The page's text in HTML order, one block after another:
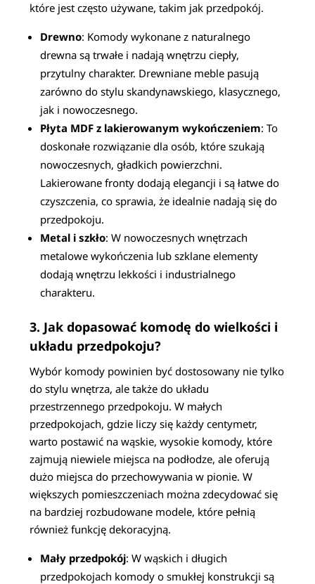
które jest często używane, takim jak przedpokój.
Drewno: Komody wykonane z naturalnego
drewna są trwałe i nadają wnętrzu ciepły,
przytulny charakter. Drewniane meble pasują
zarówno do stylu skandynawskiego, klasycznego,
jak i nowoczesnego.
Płyta MDF z lakierowanym wykończeniem: To
doskonałe rozwiązanie dla osób, które szukają
nowoczesnych, gładkich powierzchni.
Lakierowane fronty dodają elegancji i są łatwe do
czyszczenia, co sprawia, że idealnie nadają się do
przedpokoju.
Metal i szkło: W nowoczesnych wnętrzach
metalowe wykończenia lub szklane elementy
dodają wnętrzu lekkości i industrialnego
charakteru.
3. Jak dopasować komodę do wielkości i
układu przedpokoju?
Wybór komody powinien być dostosowany nie tylko
do stylu wnętrza, ale także do układu
przestrzennego przedpokoju. W małych
przedpokojach, gdzie liczy się każdy centymetr,
warto postawić na wąskie, wysokie komody, które
zajmują niewiele miejsca na podłodze, ale oferują
dużo miejsca do przechowywania w pionie. W
większych pomieszczeniach można zdecydować się
na bardziej rozbudowane modele, które pełnią
również funkcję dekoracyjną.
Mały przedpokój: W wąskich i długich
przedpokojach komody o smukłej konstrukcji są